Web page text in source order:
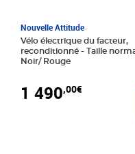
Nouvelle Attitude
Vélo électrique du facteur,
reconditionné - Taille normale -
Noir/ Rouge
1 490,00€